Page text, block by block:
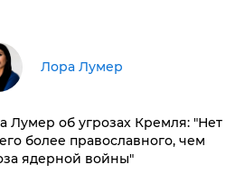
​Лора Лумер
Лумер об угрозах Кремля: "Нет
более православного, чем
ядерной войны"